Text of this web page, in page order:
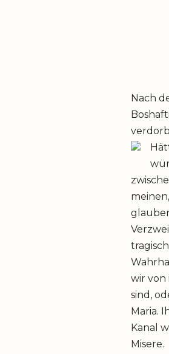
Nach
wir von
sind,
Maria.
Kanal
Misere.